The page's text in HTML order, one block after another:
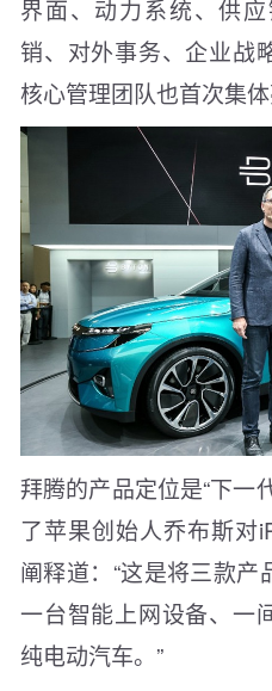
界面、动力系统、供
销、对外事务、企业战
核心管理团队也首次集体
拜腾的产品定位是“下一
了苹果创始人乔布斯对
阐释道：“这是将三款
一台智能上网设备、一
纯电动汽车。”